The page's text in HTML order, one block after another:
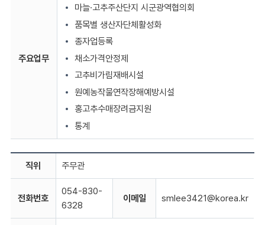
주요업무
마늘·고추주산단지 시군광역협의회
품목별 생산자단체활성화
종자업등록
채소가격안정제
고추비가림재배시설
원예농작물연작장해예방시설
홍고추수매장려금지원
통계
직위 주무관
전화번호
054-830-
6328
이메일 smlee3421@korea.kr